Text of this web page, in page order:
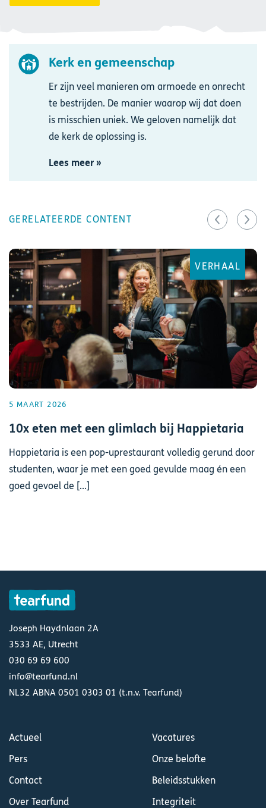
AfbeeldingKerk en gemeenschap
Er zijn veel manieren om armoede en onrecht
te bestrijden. De manier waarop wij dat doen
is misschien uniek. We geloven namelijk dat
de kerk de oplossing is.
Lees meer »
GERELATEERDE CONTENT
VERHAAL
5 MAART 2026
10x eten met een glimlach bij Happietaria
Happietaria is een pop-uprestaurant volledig gerund door
studenten, waar je met een goed gevulde maag én een
goed gevoel de [...]
Joseph Haydnlaan 2A
3533 AE, Utrecht
030 69 69 600
info@tearfund.nl
NL32 ABNA 0501 0303 01 (t.n.v. Tearfund)
Actueel
Pers
Contact
Over Tearfund
Vacatures
Onze belofte
Beleidsstukken
Integriteit